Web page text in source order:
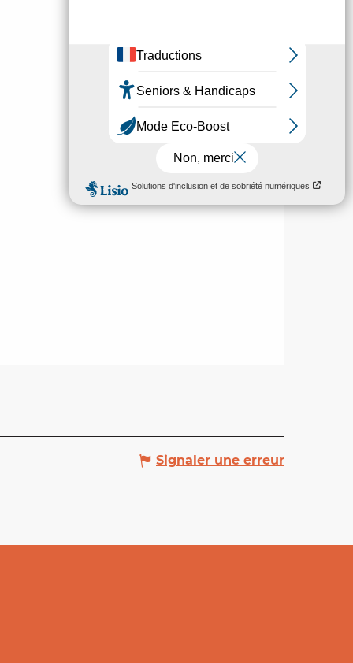
Signaler une erreur